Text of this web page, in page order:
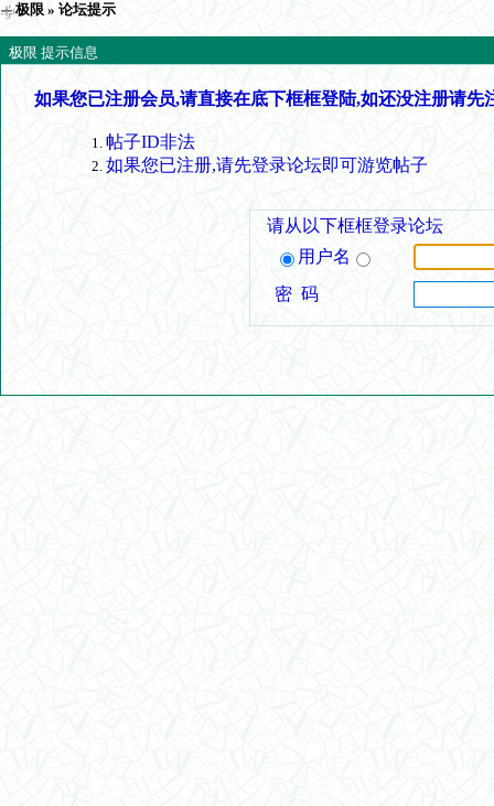
极限 » 论坛提示
极限 提示信息
如果您已注册会员,请直接在底下框框登陆,如还没注册请先
帖子ID非法
如果您已注册,请先登录论坛即可游览帖子
请从以下框框登录论坛
用户名
密 码